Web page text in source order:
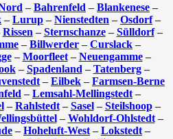
– Bahrenfeld – Blankenese –
– Lurup – Nienstedten – Osdorf–
Rissen – Sternschanze– Sülldorf–
– Billwerder – Curslack –
– Moorfleet– Neuengamme–
– Spadenland – Tatenberg–
– Eilbek – Farmsen-Berne
– Lemsahl-Mellingstedt –
– Rahlstedt– Sasel– Steilshoop–
– Wohldorf-Ohlstedt–
– Hoheluft-West – Lokstedt –